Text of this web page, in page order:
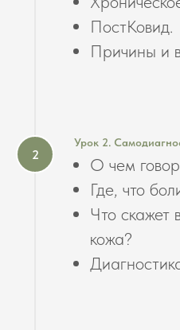
ПостКовид.
Причины и
Урок 2.
О чем
Где, что
Что скажет
кожа?